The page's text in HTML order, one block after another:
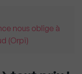
nous oblige à
(Orpi)